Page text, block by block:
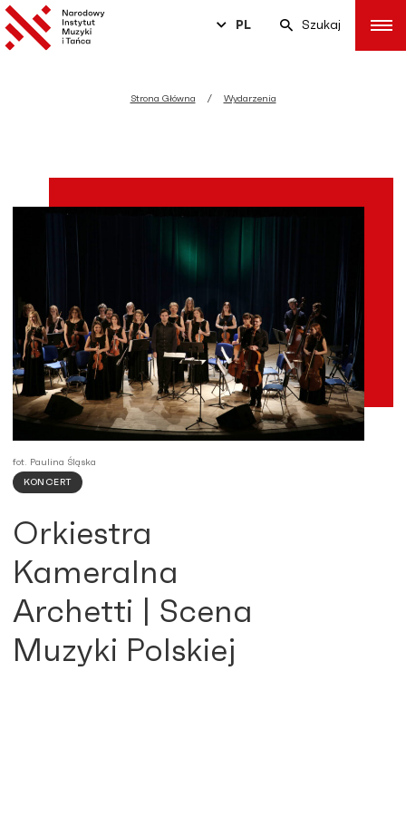
PL Szukaj
Strona Główna Wydarzenia
KONCERT
Orkiestra
Kameralna
Archetti | Scena
Muzyki Polskiej
fot. Paulina Śląska